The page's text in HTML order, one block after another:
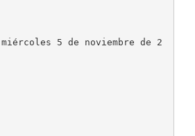
5 de noviembre de 2